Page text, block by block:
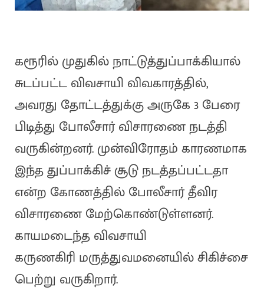
கரூரில் முதுகில் நாட்டுத்துப்பாக்கியால்
சுடப்பட்ட விவசாயி விவகாரத்தில்,
அவரது தோட்டத்துக்கு அருகே 3 பேரை
பிடித்து போலீசார் விசாரணை நடத்தி
வருகின்றனர். முன்விரோதம் காரணமாக
இந்த துப்பாக்கிச் சூடு நடத்தப்பட்டதா
என்ற கோணத்தில் போலீசார் தீவிர
விசாரணை மேற்கொண்டுள்ளனர்.
காயமடைந்த விவசாயி
கருணகிரி மருத்துவமனையில் சிகிச்சை
பெற்று வருகிறார்.